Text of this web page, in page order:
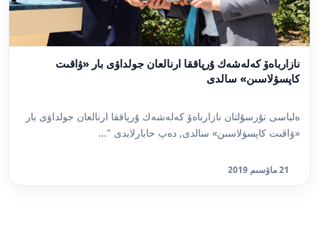
نازارباەۆ كەلەشەك ۇرپاققا ارنالعان جولداۋى بار «ۋاقىت
كاپسۋلاسىن» سالدى
ەلباسى نۇرسۇلتان نازارباەۆ كەلەشەك ۇرپاققا ارنالعان جولداۋى بار
«ۋاقىت كاپسۋلاسىن» سالدى, دەپ حابارلايدى "...
21 ماۋسىم 2019